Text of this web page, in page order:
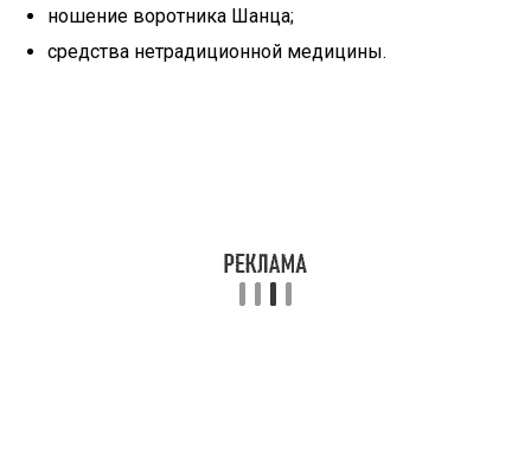
ношение воротника Шанца;
средства нетрадиционной медицины.